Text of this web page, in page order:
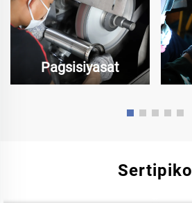
Pagsisiyasat
Sertipiko